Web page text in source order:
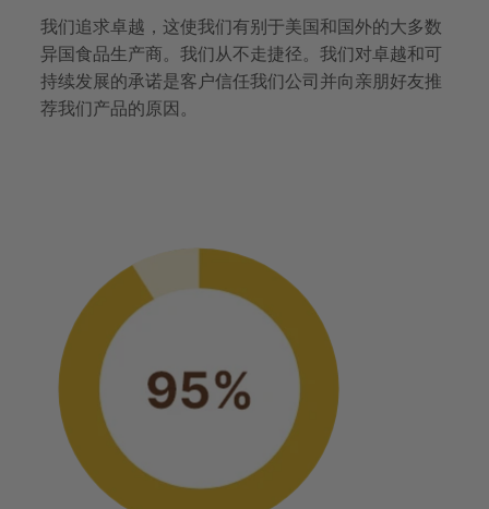
我们追求卓越，这使我们有别于美国和国外的大多数
异国食品生产商。我们从不走捷径。我们对卓越和可
持续发展的承诺是客户信任我们公司并向亲朋好友推
荐我们产品的原因。